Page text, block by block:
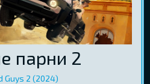
парни 2
Guys 2 (2024)